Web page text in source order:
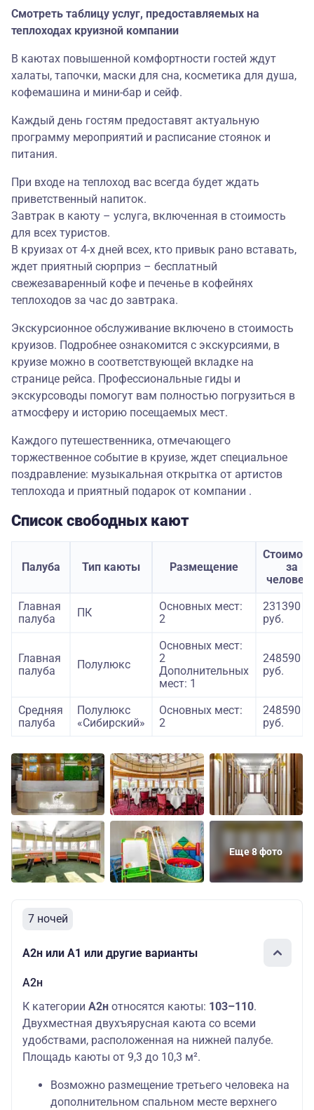
Смотреть таблицу услуг, предоставляемых на
теплоходах круизной компании
В каютах повышенной комфортности гостей ждут
халаты, тапочки, маски для сна, косметика для душа,
кофемашина и мини-бар и сейф.
Каждый день гостям предоставят актуальную
программу мероприятий и расписание стоянок и
питания.
При входе на теплоход вас всегда будет ждать
приветственный напиток.
Завтрак в каюту – услуга, включенная в стоимость
для всех туристов.
В круизах от 4-х дней всех, кто привык рано вставать,
ждет приятный сюрприз – бесплатный
свежезаваренный кофе и печенье в кофейнях
теплоходов за час до завтрака.
Экскурсионное обслуживание включено в стоимость
круизов. Подробнее ознакомится с экскурсиями, в
круизе можно в соответствующей вкладке на
странице рейса. Профессиональные гиды и
экскурсоводы помогут вам полностью погрузиться в
атмосферу и историю посещаемых мест.
Каждого путешественника, отмечающего
торжественное событие в круизе, ждет специальное
поздравление: музыкальная открытка от артистов
теплохода и приятный подарок от компании .
Список свободных кают
Палуба Тип каюты Размещение
за
Главная
палуба
ПК
Основных мест:
2
231390
руб.
Главная
палуба
Полулюкс
Основных мест:
2
Дополнительных
мест: 1
248590
руб.
Средняя
палуба
Полулюкс
«Сибирский»
Основных мест:
2
248590
руб.
Еще 8 фото
7 ночей
А2н или А1 или другие варианты
А2н
К категории А2н относятся каюты: 103–110.
Двухместная двухъярусная каюта со всеми
удобствами, расположенная на нижней палубе.
Площадь каюты от 9,3 до 10,3 м².
Возможно размещение третьего человека на
дополнительном спальном месте верхнего